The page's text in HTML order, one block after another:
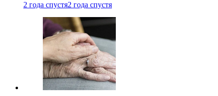
2 года спустя2 года спустя